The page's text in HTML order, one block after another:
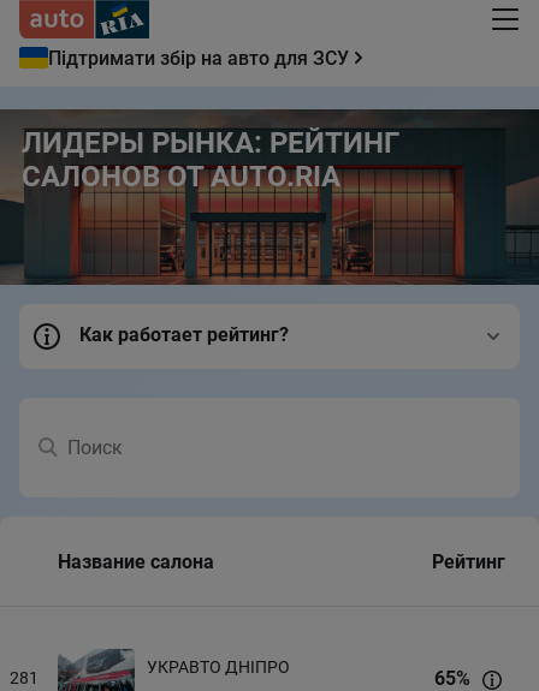
Підтримати збір на авто для ЗСУ
ЛИДЕРЫ РЫНКА: РЕЙТИНГ
САЛОНОВ ОТ AUTO.RIA
Как работает рейтинг?
Поиск
Название салона Рейтинг
281
УКРАВТО ДНІПРО 65%